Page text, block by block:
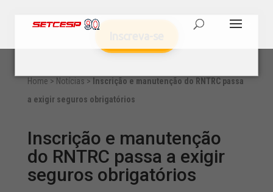
Home > Notícias > Inscrição e manutenção do RNTRC passa
a exigir seguros obrigatórios
Inscrição e manutenção
do RNTRC passa a exigir
seguros obrigatórios